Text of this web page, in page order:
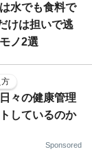
水でも食料で
けは担いで逃
ノ2選
々の健康管理
しているのか
Sponsored